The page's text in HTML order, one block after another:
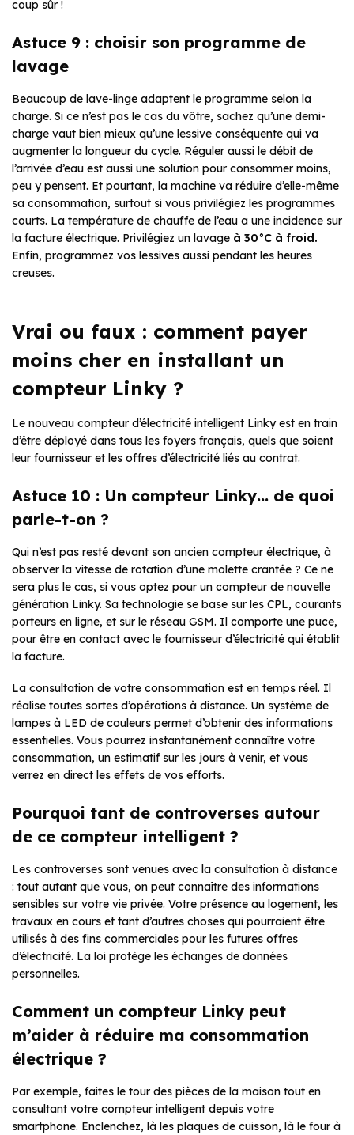
coup sûr !
Astuce 9 : choisir son programme de
lavage
Beaucoup de lave-linge adaptent le programme selon la
charge. Si ce n’est pas le cas du vôtre, sachez qu’une demi-
charge vaut bien mieux qu’une lessive conséquente qui va
augmenter la longueur du cycle. Réguler aussi le débit de
l’arrivée d’eau est aussi une solution pour consommer moins,
peu y pensent. Et pourtant, la machine va réduire d’elle-même
sa consommation, surtout si vous privilégiez les programmes
courts. La température de chauffe de l’eau a une incidence sur
la facture électrique. Privilégiez un lavage à 30°C à froid.
Enfin, programmez vos lessives aussi pendant les heures
creuses.
Vrai ou faux : comment payer
moins cher en installant un
compteur Linky ?
Le nouveau compteur d’électricité intelligent Linky est en train
d’être déployé dans tous les foyers français, quels que soient
leur fournisseur et les offres d’électricité liés au contrat.
Astuce 10 : Un compteur Linky… de quoi
parle-t-on ?
Qui n’est pas resté devant son ancien compteur électrique, à
observer la vitesse de rotation d’une molette crantée ? Ce ne
sera plus le cas, si vous optez pour un compteur de nouvelle
génération Linky. Sa technologie se base sur les CPL, courants
porteurs en ligne, et sur le réseau GSM. Il comporte une puce,
pour être en contact avec le fournisseur d’électricité qui établit
la facture.
La consultation de votre consommation est en temps réel. Il
réalise toutes sortes d’opérations à distance. Un système de
lampes à LED de couleurs permet d’obtenir des informations
essentielles. Vous pourrez instantanément connaître votre
consommation, un estimatif sur les jours à venir, et vous
verrez en direct les effets de vos efforts.
Pourquoi tant de controverses autour
de ce compteur intelligent ?
Les controverses sont venues avec la consultation à distance
: tout autant que vous, on peut connaître des informations
sensibles sur votre vie privée. Votre présence au logement, les
travaux en cours et tant d’autres choses qui pourraient être
utilisés à des fins commerciales pour les futures offres
d’électricité. La loi protège les échanges de données
personnelles.
Comment un compteur Linky peut
m’aider à réduire ma consommation
électrique ?
Par exemple, faites le tour des pièces de la maison tout en
consultant votre compteur intelligent depuis votre
smartphone. Enclenchez, là les plaques de cuisson, là le four à